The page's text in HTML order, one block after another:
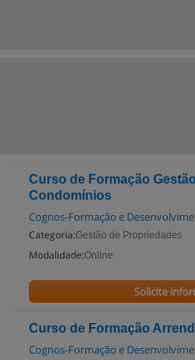
Curso de Formação
Condomínios
Cognos-Formação e
Categoria:Gestão de Propriedades
Modalidade:Online
Solicite
Curso de Formação
Cognos-Formação e